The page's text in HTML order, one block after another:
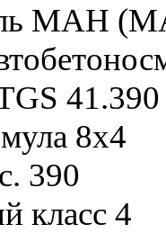
МАН
41.390
8x4
390
класс 4